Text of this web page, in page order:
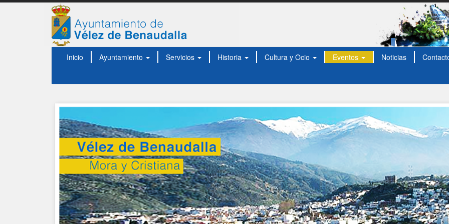
Inicio Ayuntamiento Servicios Historia Cultura y Ocio Eventos Noticias